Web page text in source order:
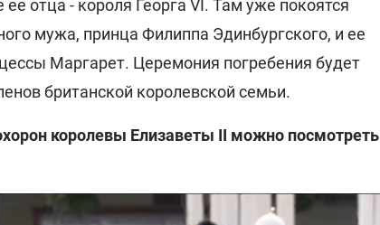
отца - короля Георга VI. Там уже покоятся
мужа, принца Филиппа Эдинбургского, и ее
Маргарет. Церемония погребения будет
британской королевской семьи.
королевы Елизаветы II можно посмотреть